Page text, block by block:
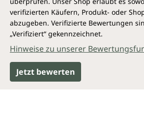
verifizierten Käufern, Produkt- oder
abzugeben. Verifizierte Bewertungen
„Verifiziert“ gekennzeichnet.
Hinweise zu unserer
Jetzt bewerten